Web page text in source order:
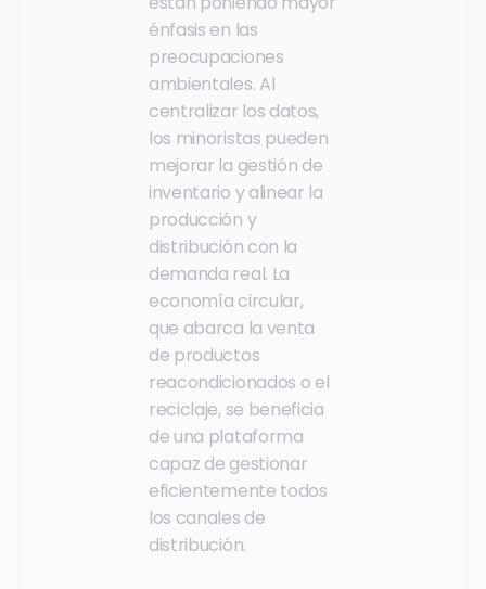
énfasis en las
preocupaciones
ambientales. Al
centralizar los datos,
los minoristas pueden
mejorar la gestión de
inventario y alinear la
producción y
distribución con la
demanda real. La
economía circular,
que abarca la venta
de productos
reacondicionados o el
reciclaje, se beneficia
de una plataforma
capaz de gestionar
eficientemente todos
los canales de
distribución.